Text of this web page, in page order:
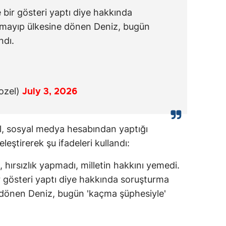
gösteri yaptı diye hakkında
ülkesine dönen Deniz, bugün
July 3, 2026
sosyal medya hesabından yaptığı
şu ifadeleri kullandı:
yapmadı, milletin hakkını yemedi.
yaptı diye hakkında soruşturma
Deniz, bugün 'kaçma şüphesiyle'